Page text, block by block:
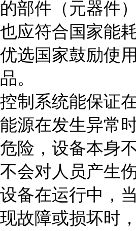
的部件（元器件
也应符合国家能
优选国家鼓励使
品。
控制系统能保证
能源在发生异常
危险，设备本身
不会对人员产生伤
设备在运行中，
现故障或损坏时